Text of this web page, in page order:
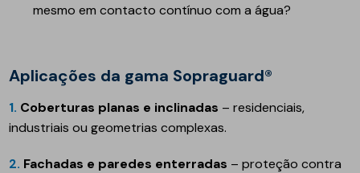
mesmo em contacto contínuo com a água?
Aplicações da gama Sopraguard®
1. Coberturas planas e inclinadas – residenciais,
industriais ou geometrias complexas.
2. Fachadas e paredes enterradas – proteção contra